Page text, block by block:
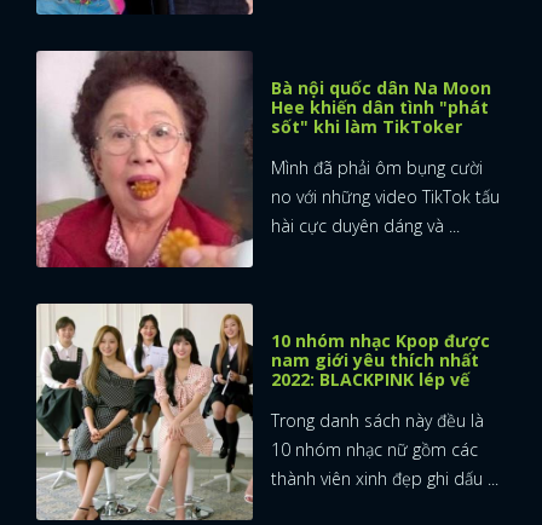
Bà nội quốc dân Na Moon
Hee khiến dân tình "phát
sốt" khi làm TikToker
Mình đã phải ôm bụng cười
no với những video TikTok tấu
hài cực duyên dáng và ...
10 nhóm nhạc Kpop được
nam giới yêu thích nhất
2022: BLACKPINK lép vế
Trong danh sách này đều là
10 nhóm nhạc nữ gồm các
thành viên xinh đẹp ghi dấu ...